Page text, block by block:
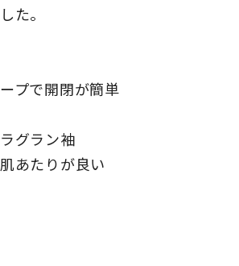
た。
プで開閉が簡単
グラン袖
あたりが良い